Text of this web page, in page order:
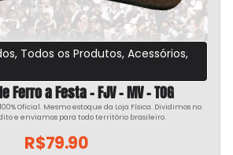
, Todos os Produtos, Acessórios,
Ferro a Festa – FJV – MV – TOG
Oficial. Mesmo estoque da Loja Física. Dividimos no
e enviamos para todo território brasileiro.
R$79.90